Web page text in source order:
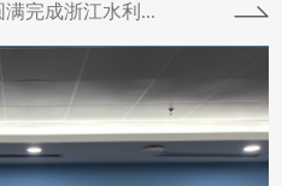
完成浙江水利...